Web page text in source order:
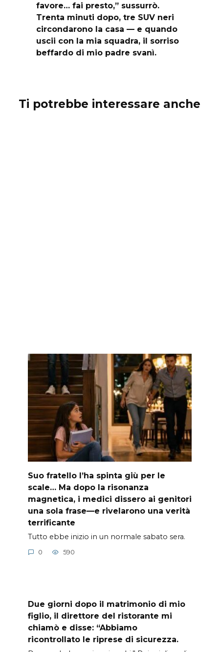
favore… fai presto,” sussurrò.
Trenta minuti dopo, tre SUV neri
circondarono la casa — e quando
uscii con la mia squadra, il sorriso
beffardo di mio padre svanì.
Ti potrebbe interessare anche
Suo fratello l’ha spinta giù per le
scale… Ma dopo la risonanza
magnetica, i medici dissero ai genitori
una sola frase—e rivelarono una verità
terrificante
Tutto ebbe inizio in un normale sabato sera.
0 590
Due giorni dopo il matrimonio di mio
figlio, il direttore del ristorante mi
chiamò e disse: “Abbiamo
ricontrollato le riprese di sicurezza.